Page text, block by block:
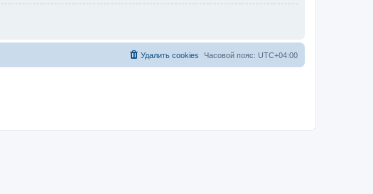
Часовой пояс: UTC+04:00
Удалить cookies